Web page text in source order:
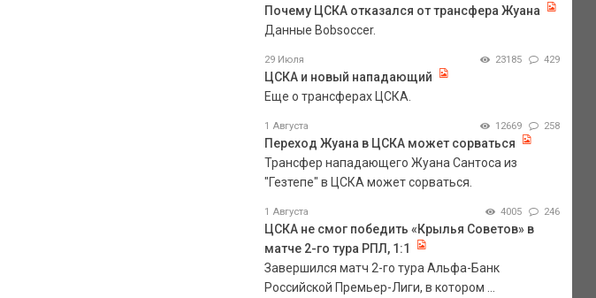
Почему ЦСКА отказался от трансфера Жуана
Данные Bobsoccer.
29 Июля 23185 429
ЦСКА и новый нападающий
Еще о трансферах ЦСКА.
1 Августа 12669 258
Переход Жуана в ЦСКА может сорваться
Трансфер нападающего Жуана Сантоса из
"Гезтепе" в ЦСКА может сорваться.
1 Августа 4005 246
ЦСКА не смог победить «Крылья Советов» в
матче 2-го тура РПЛ, 1:1
Завершился матч 2-го тура Альфа-Банк
Российской Премьер-Лиги, в котором ...